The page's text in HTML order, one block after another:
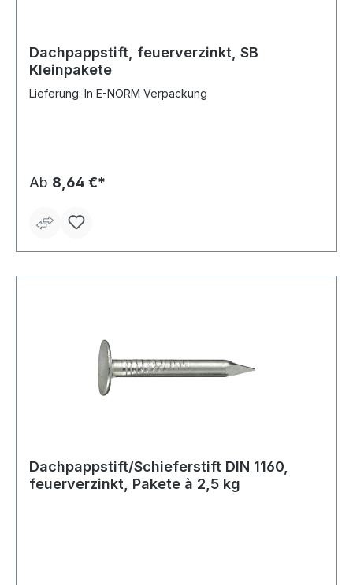
Dachpappstift, feuerverzinkt, SB
Kleinpakete
Lieferung: In E-NORM Verpackung
Ab 8,64 €*
Dachpappstift/Schieferstift DIN 1160,
feuerverzinkt, Pakete à 2,5 kg